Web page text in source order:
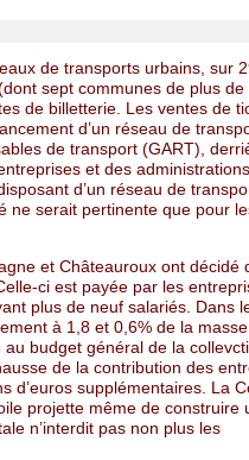
de transports urbains, sur
sept communes de plus de
de billetterie. Les ventes de
d’un réseau de
de transport (GART),
et des
d’un réseau de
ne serait pertinente que pour
et Châteauroux ont décidé
ci est payée par les
plus de neuf salariés. Dans
à 1,8 et 0,6% de la
au budget général de la
de la contribution des
d’euros supplémentaires. La
projette même de construire
n’interdit pas non plus les